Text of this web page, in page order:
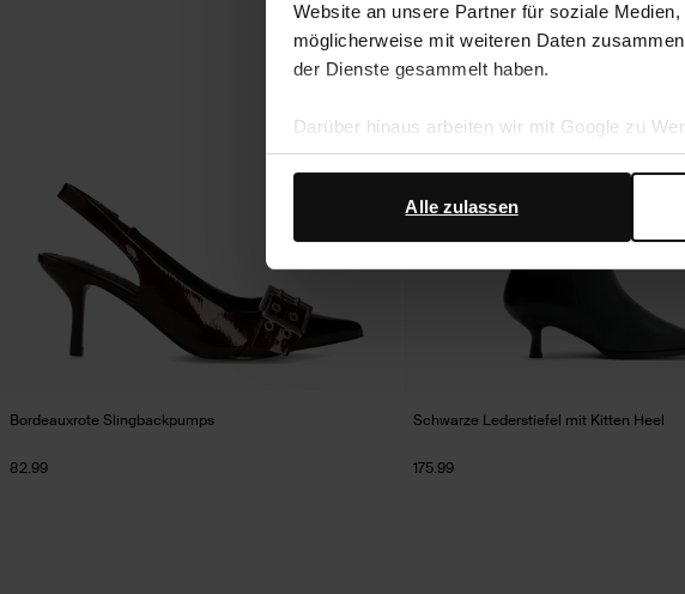
Website an unsere Partner für soziale
möglicherweise mit weiteren Daten
der Dienste gesammelt haben.
Darüber hinaus arbeiten wir mit Google zu
Google Ihre personenbezogenen Daten
Alle zulassen
Bordeauxrote Slingbackpumps
82.99
Schwarze Lederstiefel mit Kitten Heel
175.99